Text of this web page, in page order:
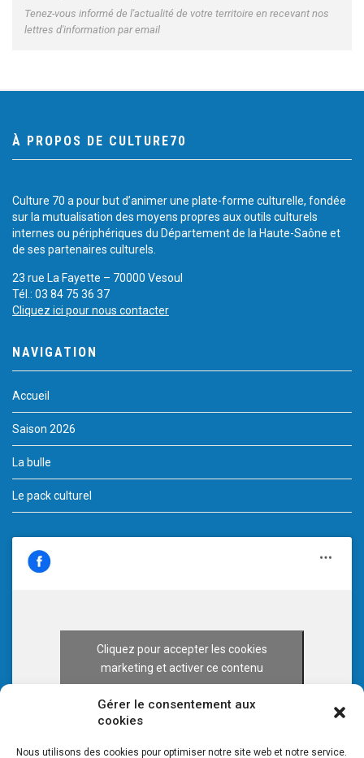
Gérer le consentement aux
cookies
Nous utilisons des cookies pour optimiser notre site web et notre service.
Tenez-vous informé de l'actualité de votre territoire en recevant nos
lettres d'information par email
À PROPOS DE CULTURE70
Culture 70 a pour but d’animer une plate-forme culturelle, fondée
sur la mutualisation des moyens propres aux outils culturels
internes ou périphériques du Département de la Haute-Saône et
de ses partenaires culturels.
23 rue La Fayette – 70000 Vesoul
Tél.: 03 84 75 36 37
Cliquez ici pour nous contacter
NAVIGATION
Accueil
Saison 2026
La bulle
Le pack culturel
Cliquez pour accepter les cookies
marketing et activer ce contenu